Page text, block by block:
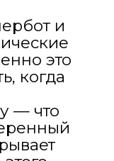
и
это
когда
— что